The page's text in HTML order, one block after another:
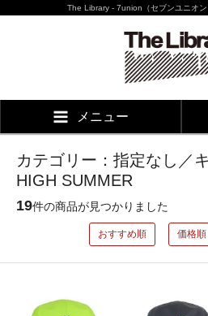
The Library - 7union（セブンユニオ
メニュー
カテゴリー：指定なし／
HIGH SUMMER
19件の商品が見つかりました
おすすめ順 価格順